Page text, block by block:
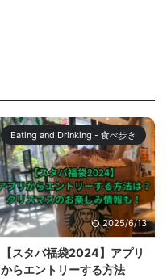
Eating and Drinking - 食べ歩き
2025/6/13
【スタバ福袋2024】アプリ
からエントリーする方法